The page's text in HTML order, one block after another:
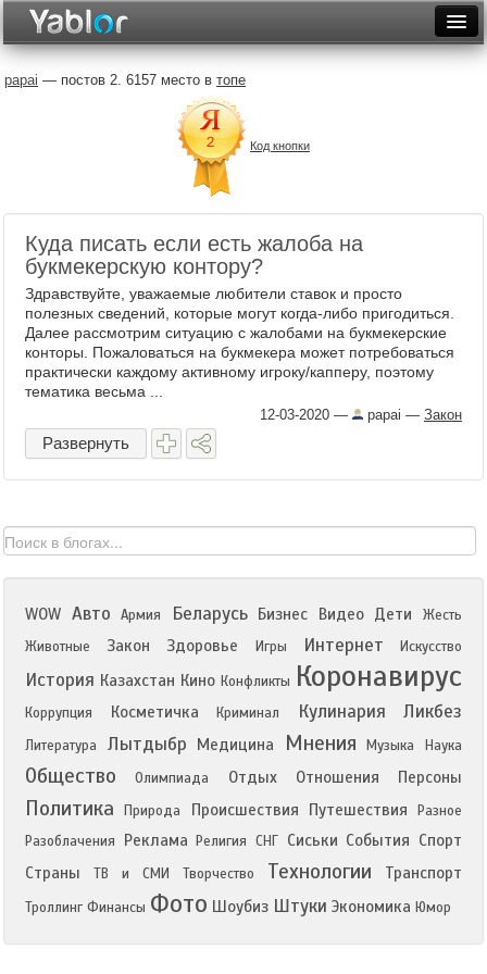
Неделя
Месяц
Рейтинги
Архив
Фототоп
Видеотоп
papai — постов 2. 6157 место в топе
Код кнопки
Куда писать если есть жалоба на
букмекерскую контору?
Здравствуйте, уважаемые любители ставок и просто
полезных сведений, которые могут когда-либо пригодиться.
Далее рассмотрим ситуацию с жалобами на букмекерские
конторы. Пожаловаться на букмекера может потребоваться
практически каждому активному игроку/капперу, поэтому
тематика весьма ...
12-03-2020 — papai — Закон
Развернуть
WOW Авто Армия Беларусь Бизнес Видео Дети
Жесть
Животные
Закон Здоровье Игры Интернет Искусство
История Казахстан Кино Конфликты Коронавирус
Коррупция Косметичка Криминал Кулинария Ликбез
Литература Лытдыбр Медицина Мнения Музыка Наука
Общество Олимпиада Отдых Отношения Персоны
Политика Природа Происшествия Путешествия
Разное
Разоблачения
Реклама Религия СНГ Сиськи События Спорт
Страны
ТВ и СМИ Творчество Технологии Транспорт
Троллинг Финансы Фото Шоубиз Штуки Экономика Юмор